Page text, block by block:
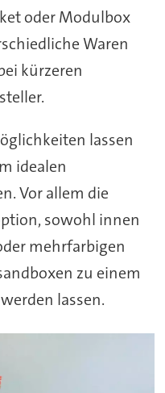
oder Modulbox
Waren
kürzeren
lassen
idealen
Vor allem die
sowohl innen
mehrfarbigen
zu einem
lassen.